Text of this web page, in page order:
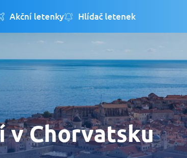
Akční letenky Hlídač letenek
v Chorvatsku